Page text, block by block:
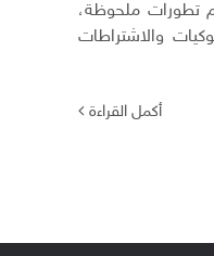
تطورات ملحوظة،
والاشتراطات
أكمل القراءة